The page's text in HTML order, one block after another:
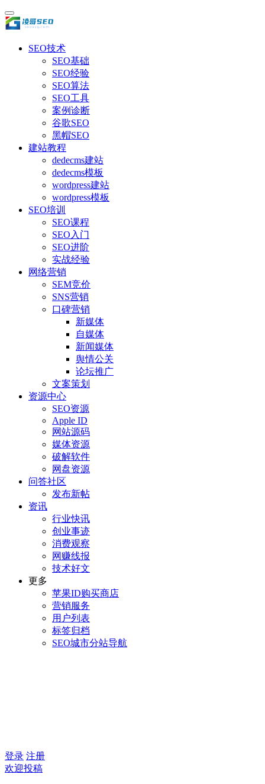
SEO技术
SEO基础
SEO经验
SEO算法
SEO工具
案例诊断
谷歌SEO
黑帽SEO
建站教程
dedecms建站
dedecms模板
wordpress建站
wordpress模板
SEO培训
SEO课程
SEO入门
SEO进阶
实战经验
网络营销
SEM竞价
SNS营销
口碑营销
新媒体
自媒体
新闻媒体
舆情公关
论坛推广
文案策划
资源中心
SEO资源
Apple ID
网站源码
媒体资源
破解软件
网盘资源
问答社区
发布新帖
资讯
行业快讯
创业事迹
消费观察
网赚线报
技术好文
更多
苹果ID购买商店
营销服务
用户列表
标签归档
SEO城市分站导航
登录 注册
欢迎投稿